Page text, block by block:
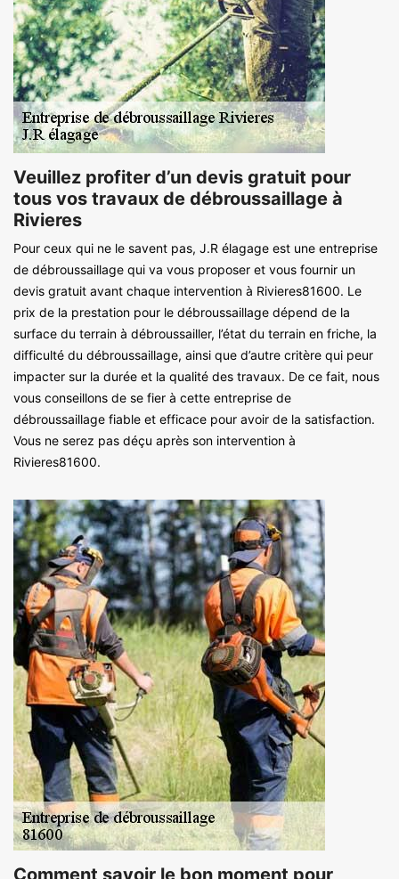
Veuillez profiter d’un devis gratuit pour
tous vos travaux de débroussaillage à
Rivieres
Pour ceux qui ne le savent pas, J.R élagage est une entreprise
de débroussaillage qui va vous proposer et vous fournir un
devis gratuit avant chaque intervention à Rivieres81600. Le
prix de la prestation pour le débroussaillage dépend de la
surface du terrain à débroussailler, l’état du terrain en friche, la
difficulté du débroussaillage, ainsi que d’autre critère qui peur
impacter sur la durée et la qualité des travaux. De ce fait, nous
vous conseillons de se fier à cette entreprise de
débroussaillage fiable et efficace pour avoir de la satisfaction.
Vous ne serez pas déçu après son intervention à
Rivieres81600.